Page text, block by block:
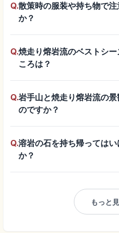
Q.散策時の服装や持ち物で
か？
Q.焼走り熔岩流のベストシ
ころは？
Q.岩手山と焼走り熔岩流の
のですか？
Q.溶岩の石を持ち帰っては
か？
もっと